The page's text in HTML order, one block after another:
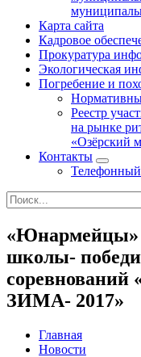
Карта сайта
Кадровое
Прокуратура
Экологическая
Погребение и
Реестр
на рынке
«Озёрский
Контакты
«Юнармейцы»
школы-
ЗИМА- 2017»
Главная
Новости